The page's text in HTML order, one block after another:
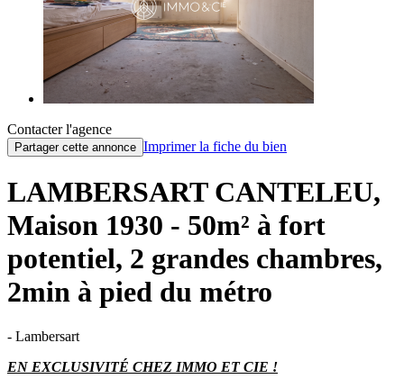
Contacter l'agence
Partager cette annonce Imprimer la fiche du bien
LAMBERSART CANTELEU,
Maison 1930 - 50m² à fort
potentiel, 2 grandes chambres,
2min à pied du métro
- Lambersart
EN EXCLUSIVITÉ CHEZ IMMO ET CIE !